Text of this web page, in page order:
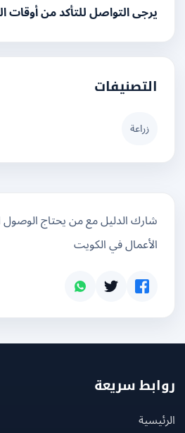
يرجى التواصل للتأكد من أوقات العمل
التصنيفات
شارك الدليل مع من يحتاج الوصول
الأعمال في الكويت
سريعة